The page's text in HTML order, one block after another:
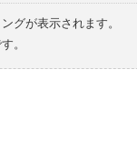
グが表示されます。
。